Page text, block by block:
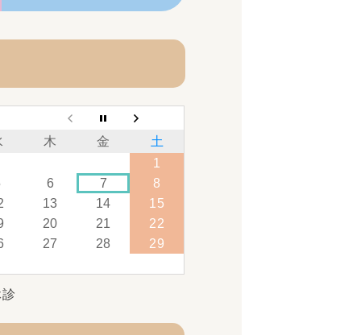
木 金
土
1
6 7
8
13 14
15
20 21
22
27 28
29